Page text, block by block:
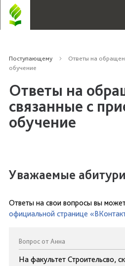
Поступающему
Ответы на
обучение
Ответы на
связанные с
обучение
Уважаемые
Ответы на свои вопросы вы
официальной странице
Вопрос от Анна
На факультет Строительсво,